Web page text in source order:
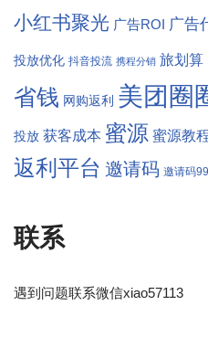
小红书聚光 广告ROI 广告
投放优化 抖音投流 携程分销 旅划算
省钱 网购返利 美团圈
投放 获客成本 蜜源 蜜源教
返利平台 邀请码 邀请码
联系
遇到问题联系微信xiao57113